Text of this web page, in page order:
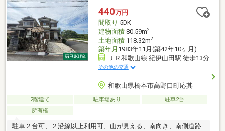
440万円
間取り 5DK
建物面積80.59m2
土地面積118.32m2
築年月 1983年11月(築42年10ヶ月)
ＪＲ和歌山線 紀伊山田駅 徒歩13分
その他の交通
和歌山県橋本市高野口町応其
2階建て 駐車場あり
駐車2台
所有権
駐車２台可、２沿線以上利用可、山が見える、南向き、南側道路